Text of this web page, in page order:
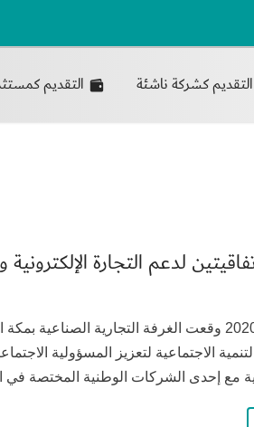
التقديم كشركة ناشئة التقديم
لدعم التجارة
مجلة تحالف – 7 أكتوبر 2020 وقعت الغرفة التجارية
الاجتماعية لتعزيز المسؤولية
مع إحدى الشركات الوطنية المختصة في